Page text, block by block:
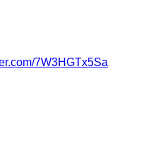
7W3HGTx5Sa